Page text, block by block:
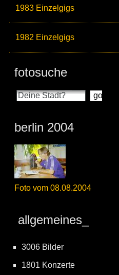
1983 Einzelgigs
1982 Einzelgigs
fotosuche
berlin 2004
Foto vom 08.08.2004
allgemeines_
3006 Bilder
1801 Konzerte